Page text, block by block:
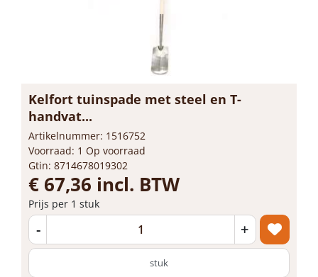
Kelfort tuinspade met steel en T-
handvat...
Artikelnummer: 1516752
Voorraad: 1 Op voorraad
Gtin: 8714678019302
€ 67,36 incl. BTW
Prijs per 1 stuk
- +
stuk